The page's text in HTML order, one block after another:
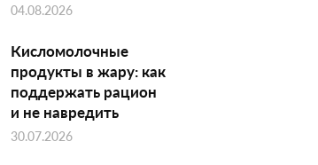
04.08.2026
Кисломолочные
продукты в жару: как
поддержать рацион
и не навредить
30.07.2026